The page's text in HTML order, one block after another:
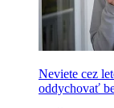
Neviete cez
oddychovať